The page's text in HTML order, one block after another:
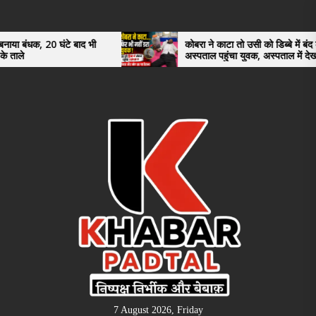
the
content
भी
कोबरा ने काटा तो उसी को डिब्बे में बंद कर
अस्पताल पहुंचा युवक, अस्पताल में देखकर डॉक्टर
भी रह गए हैरान
7 August 2026, Friday